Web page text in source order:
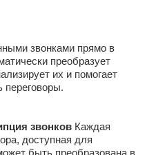
звонками прямо в
преобразует
их и помогает
переговоры.
звонков Каждая
доступная для